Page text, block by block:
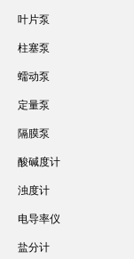
叶片泵
柱塞泵
蠕动泵
定量泵
隔膜泵
酸碱度计
浊度计
电导率仪
盐分计